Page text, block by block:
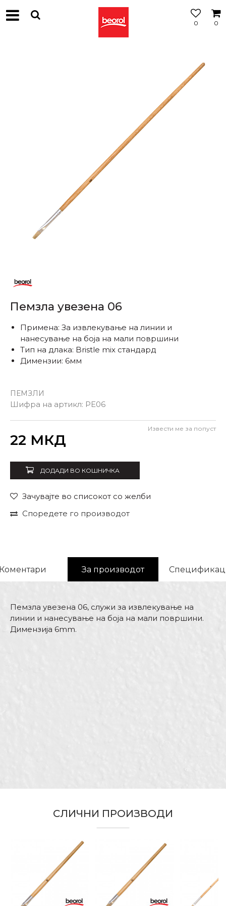
0
0
Пемзла увезена 06
ПЕМЗЛИ
Шифра на артикл: PE06
Примена: За извлекување на линии и
нанесување на боја на мали површини
Тип на длака: Bristle mix стандард
Димензии: 6мм
22 МКД
Извести ме за попуст
ДОДАДИ ВО КОШНИЧКА
Зачувајте во списокот со желби
Споредете го производот
За производот
Пемзла увезена 06, служи за извлекување на
линии и нанесување на боја на мали површини.
Димензија 6mm.
Тип на длака
Bristle Mix стандард
ИСПРАТИ
СЛИЧНИ ПРОИЗВОДИ